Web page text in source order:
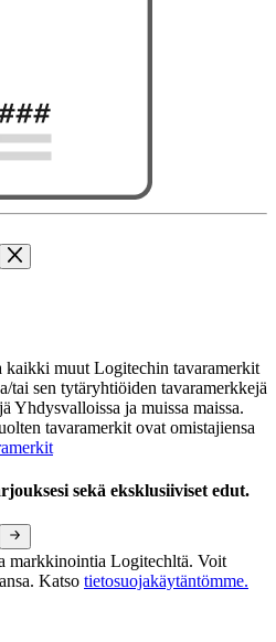
muut Logitechin tavaramerkit
tai sen tytäryhtiöiden tavaramerkkejä
Yhdysvalloissa ja muissa maissa.
tavaramerkit ovat omistajiensa
sekä eksklusiiviset edut.
markkinointia Logitechltä. Voit
Katso tietosuojakäytäntömme.